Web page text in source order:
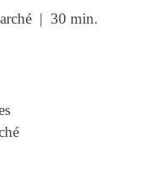
| 30 min.